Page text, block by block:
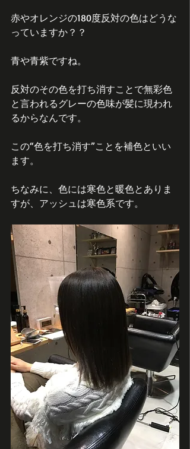
赤やオレンジの180度反対の色はどうな
っていますか？？
青や青紫ですね。
反対のその色を打ち消すことで無彩色
と言われるグレーの色味が髪に現われ
るからなんです。
この“色を打ち消す”ことを補色といい
ます。
ちなみに、色には寒色と暖色とありま
すが、アッシュは寒色系です。